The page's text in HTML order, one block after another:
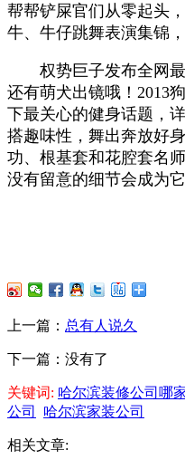
帮帮铲屎官们从零起头
牛、牛仔跳舞表演集锦
权势巨子发布全网最
还有萌犬出镜哦！2013
下最关心的健身话题，
搭趣味性，舞出奔放好
功、根基套和花腔套名
没有留意的细节会成为
上一篇： 总有人说久
下一篇：没有了
关键词: 哈尔滨装修公司哪
公司
哈尔滨家装公司
相关文章: